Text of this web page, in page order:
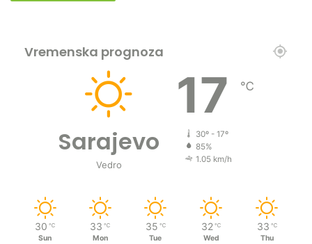
Vremenska prognoza
Sarajevo
Vedro
17 ℃
30º - 17º
85%
1.05 km/h
30 ℃
Sun
33 ℃
Mon
35 ℃
Tue
32 ℃
Wed
33 ℃
Thu